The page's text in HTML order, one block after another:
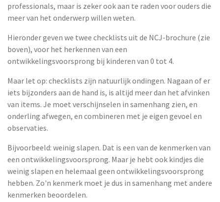
professionals, maar is zeker ook aan te raden voor ouders die
meer van het onderwerp willen weten.
Hieronder geven we twee checklists uit de NCJ-brochure (zie
boven), voor het herkennen van een
ontwikkelingsvoorsprong bij kinderen van 0 tot 4.
Maar let op: checklists zijn natuurlijk ondingen. Nagaan of er
iets bijzonders aan de hand is, is altijd meer dan het afvinken
van items. Je moet verschijnselen in samenhang zien, en
onderling afwegen, en combineren met je eigen gevoel en
observaties.
Bijvoorbeeld: weinig slapen. Dat is een van de kenmerken van
een ontwikkelingsvoorsprong. Maar je hebt ook kindjes die
weinig slapen en helemaal geen ontwikkelingsvoorsprong
hebben. Zo'n kenmerk moet je dus in samenhang met andere
kenmerken beoordelen.